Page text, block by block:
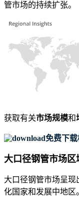
管市场的持续扩张。
获取有关市场规模和
免费下
大口径钢管市场区
大口径钢管市场呈
化国家和发展中地区